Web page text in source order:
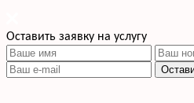
Оставить заявку на услугу